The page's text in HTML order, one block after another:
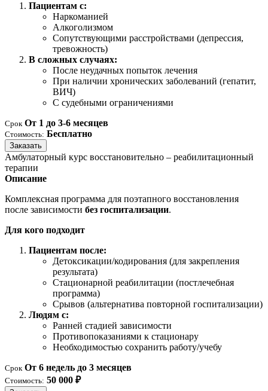
Пациентам с:
Наркоманией
Алкоголизмом
Сопутствующими расстройствами (депрессия,
тревожность)
В сложных случаях:
После неудачных попыток лечения
При наличии хронических заболеваний (гепатит,
ВИЧ)
С судебными ограничениями
Срок От 1 до 3-6 месяцев
Стоимость: Бесплатно
Заказать
Амбулаторный курс восстановительно – реабилитационный
терапии
Описание
Комплексная программа для поэтапного восстановления
после зависимости без госпитализации.
Для кого подходит
Пациентам после:
Детоксикации/кодирования (для закрепления
результата)
Стационарной реабилитации (постлечебная
программа)
Срывов (альтернатива повторной госпитализации)
Людям с:
Ранней стадией зависимости
Противопоказаниями к стационару
Необходимостью сохранить работу/учебу
Срок От 6 недель до 3 месяцев
Стоимость: 50 000 ₽